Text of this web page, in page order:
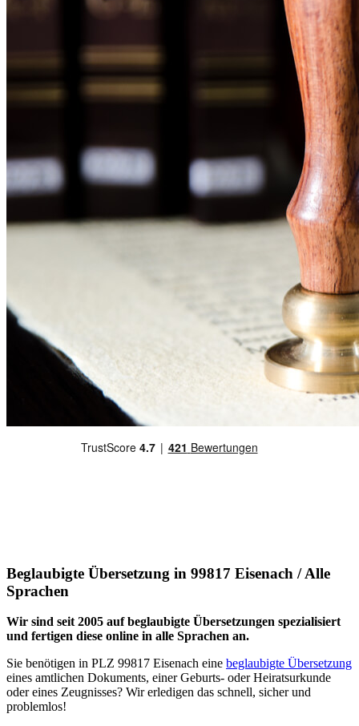
Beglaubigte Übersetzung in 99817 Eisenach / Alle
Sprachen
Wir sind seit 2005 auf beglaubigte Übersetzungen spezialisiert
und fertigen diese online in alle Sprachen an.
Sie benötigen in PLZ 99817 Eisenach eine beglaubigte Übersetzung
eines amtlichen Dokuments, einer Geburts- oder Heiratsurkunde
oder eines Zeugnisses? Wir erledigen das schnell, sicher und
problemlos!